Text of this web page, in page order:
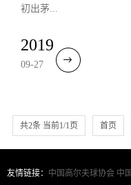
初出茅...
2019
09-27
共2条 当前1/1页 首页
友情链接： 中国高尔夫球协会 中